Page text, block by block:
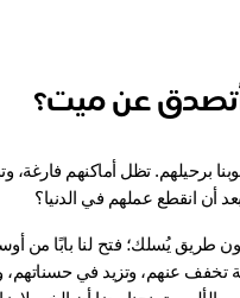
عن ميت؟
أن انقطع عملهم في الدنيا؟
تخفف عنهم، وتزيد في حسناتهم،